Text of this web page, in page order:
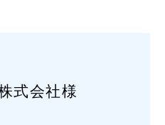
式会社様